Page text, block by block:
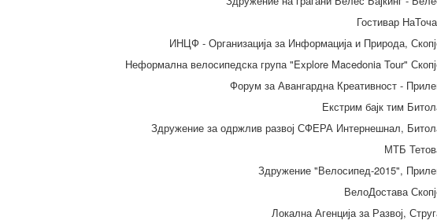
Гостивар
ИНЦФ - Организација за Информација и Природа,
Неформална велосипедска група "Explore Macedonia Tour"
Форум за Авангардна Креативност -
Екстрим бајк тим
Здружение за одржлив развој СФЕРА Интернешнал,
МТБ
Здружение "Велосипед-2015",
ВелоДостава
Локална Агенција за Развој,